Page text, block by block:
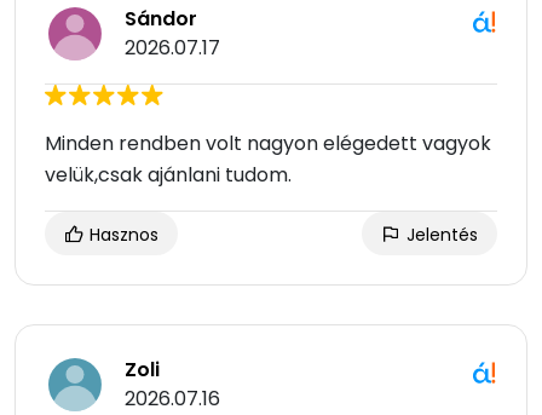
Sándor
2026.07.17
Minden rendben volt nagyon elégedett vagyok
velük,csak ajánlani tudom.
Hasznos Jelentés
Zoli
2026.07.16